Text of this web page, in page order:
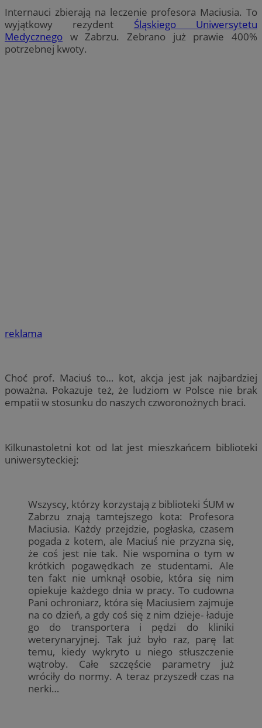
Internauci zbierają na leczenie profesora Maciusia. To
wyjątkowy rezydent Śląskiego Uniwersytetu
Medycznego w Zabrzu. Zebrano już prawie 400%
potrzebnej kwoty.
reklama
Choć prof. Maciuś to… kot, akcja jest jak najbardziej
poważna. Pokazuje też, że ludziom w Polsce nie brak
empatii w stosunku do naszych czworonożnych braci.
Kilkunastoletni kot od lat jest mieszkańcem biblioteki
uniwersyteckiej:
Wszyscy, którzy korzystają z biblioteki ŚUM w
Zabrzu znają tamtejszego kota: Profesora
Maciusia. Każdy przejdzie, pogłaska, czasem
pogada z kotem, ale Maciuś nie przyzna się,
że coś jest nie tak. Nie wspomina o tym w
krótkich pogawędkach ze studentami. Ale
ten fakt nie umknął osobie, która się nim
opiekuje każdego dnia w pracy. To cudowna
Pani ochroniarz, która się Maciusiem zajmuje
na co dzień, a gdy coś się z nim dzieje- ładuje
go do transportera i pędzi do kliniki
weterynaryjnej. Tak już było raz, parę lat
temu, kiedy wykryto u niego stłuszczenie
wątroby. Całe szczęście parametry już
wróciły do normy. A teraz przyszedł czas na
nerki…